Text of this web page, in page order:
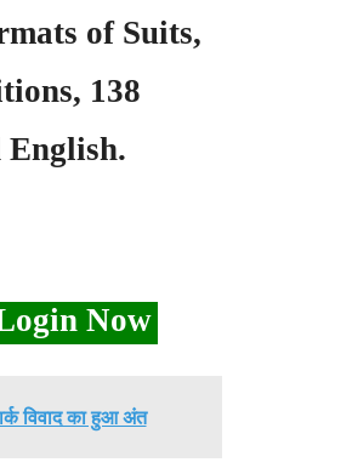
of Suits,
138
Now
विवाद का हुआ अंत